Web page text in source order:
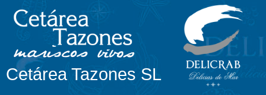
Cetárea Tazones SL